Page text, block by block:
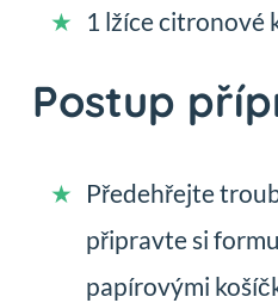
1 lžíce citronové
Postup
Předehřejte
připravte si
papírovými